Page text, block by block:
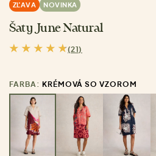
ZĽAVA NOVINKA
Šaty June Natural
(21)
FARBA: KRÉMOVÁ SO VZOROM